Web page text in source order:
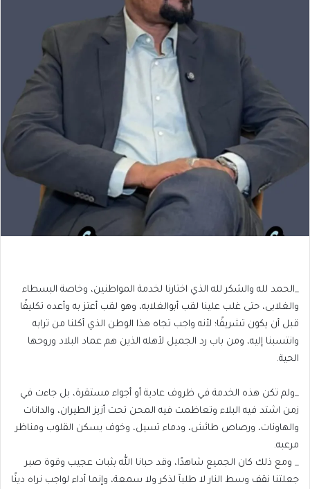
_الحمد لله والشكر لله الذي اختارنا لخدمة المواطنين، وخاصة البسطاء
والغلابى، حتى غلب علينا لقب أبوالغلابه، وهو لقب أعتز به وأعده تكليفًا
قبل أن يكون تشريفًا؛ لأنه واجب تجاه هذا الوطن الذي أكلنا من ترابه
وانتسبنا إليه، ومن باب رد الجميل لأهله الذين هم عماد البلاد وروحها
الحية.
_ولم تكن هذه الخدمة في ظروف عادية أو أجواء مستقرة، بل جاءت في
زمن اشتد فيه البلاء وتعاظمت فيه المحن تحت أزيز الطيران، والدانات
والهاونات، ورصاص طائش، ودماء تسيل، وخوف يسكن القلوب ومناظر
مرعبه.
_ ومع ذلك كان الجميع شاهدًا، وقد حبانا الله بثبات عجيب وقوة صبر
جعلتنا نقف وسط النار لا طلبآ لذكر ولا سمعة، وإنما أداء لواجب نراه دينًا